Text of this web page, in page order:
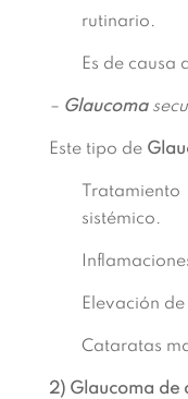
rutinario.
Es de causa
– Glaucoma
Este tipo de
sistémico.
Elevación
Cataratas
2) Glaucoma de